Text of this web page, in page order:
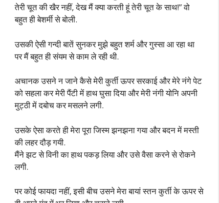
तेरी चूत की खैर नहीं, देख मैं क्या करती हूं तेरी चूत के साथ!” वो
बहुत ही बेशर्मी से बोली.
उसकी ऐसी गन्दी बातें सुनकर मुझे बहुत शर्म और गुस्सा आ रहा था
पर मैं बहुत ही संयम से काम ले रही थी.
अचानक उसने न जाने कैसे मेरी कुर्ती ऊपर सरकाई और मेरे नंगे पेट
को सहला कर मेरी पैंटी में हाथ घुसा दिया और मेरी नंगी योनि अपनी
मुट्ठी में दबोच कर मसलने लगी.
उसके ऐसा करते ही मेरा पूरा जिस्म झनझना गया और बदन में मस्ती
की लहर दौड़ गयी.
मैंने झट से विनी का हाथ पकड़ लिया और उसे वैसा करने से रोकने
लगी.
पर कोई फायदा नहीं, इसी बीच उसने मेरा बायां स्तन कुर्ती के ऊपर से